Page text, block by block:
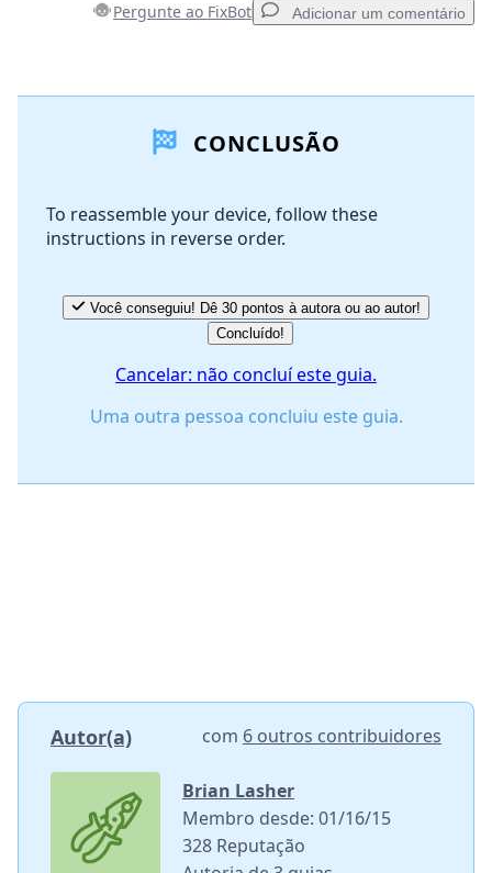
Pergunte ao FixBot Adicionar um comentário
Cancelar
CONCLUSÃO
To reassemble your device, follow these
instructions in reverse order.
Você conseguiu! Dê 30 pontos à autora ou ao autor!
Concluído!
Cancelar: não concluí este guia.
Uma outra pessoa concluiu este guia.
Autor(a) com 6 outros contribuidores
Brian Lasher
Membro desde: 01/16/15
328 Reputação